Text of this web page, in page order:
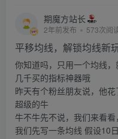
期魔方站长
2年前发布 573次阅
平移均线，解锁均线新
你知道吗，只用一个均线
几千买的指标神器哦
昨天有个粉丝朋友说，他
超级的牛
牛不牛先不说，我们来看看
我们先写一条均线 假设10日